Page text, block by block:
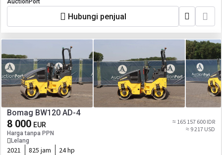
AuctionPort
Hubungi penjual
Bomag BW120 AD-4
8 000 EUR
Harga tanpa PPN
Lelang
≈ 165 157 600 IDR
≈ 9 217 USD
2021 825 jam
24 hp